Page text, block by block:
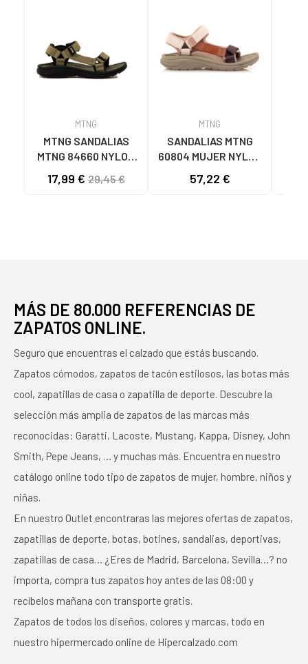
MTNG
MTNG SANDALIAS
MTNG 84660 NYLON
C59785 - - NYLON
17,99 €29,45 €
MTNG
SANDALIAS MTNG
60804 MUJER NYLON
TAUPE C59615 - -
57,22 €
MÁS DE 80.000 REFERENCIAS DE
ZAPATOS ONLINE.
Seguro que encuentras el calzado que estás buscando.
Zapatos cómodos, zapatos de tacón estilosos, las botas más
cool, zapatillas de casa o zapatilla de deporte. Descubre la
selección más amplia de zapatos de las marcas más
reconocidas: Garatti, Lacoste, Mustang, Kappa, Disney, John
Smith, Pepe Jeans, … y muchas más. Encuentra en nuestro
catálogo online todo tipo de zapatos de mujer, hombre, niños y
niñas.
En nuestro Outlet encontraras las mejores ofertas de zapatos,
zapatillas de deporte, botas, botines, sandalias, deportivas,
zapatillas de casa… ¿Eres de Madrid, Barcelona, Sevilla…? no
importa, compra tus zapatos hoy antes de las 08:00 y
recíbelos mañana con transporte gratis.
Zapatos de todos los diseños, colores y marcas, todo en
nuestro hipermercado online de Hipercalzado.com